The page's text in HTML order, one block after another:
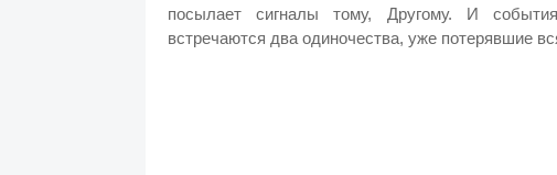
посылает сигналы тому, Другому. И
встречаются два одиночества, уже потерявшие